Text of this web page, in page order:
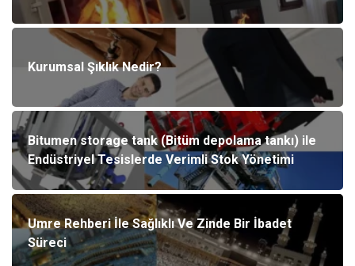
Kurumsal Şıklık Nedir?
Bitumen storage tank (Bitüm depolama tankı) ile
Endüstriyel Tesislerde Verimli Stok Yönetimi
Umre Rehberi İle Sağlıklı Ve Zinde Bir İbadet
Süreci